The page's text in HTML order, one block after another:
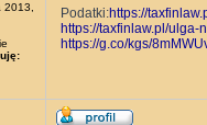
2013,
Podatki:https://
https://taxfinlaw.pl/ulga-
https://g.co/kgs/